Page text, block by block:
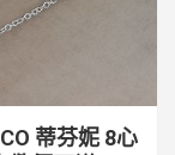
蒂芬妮 8心